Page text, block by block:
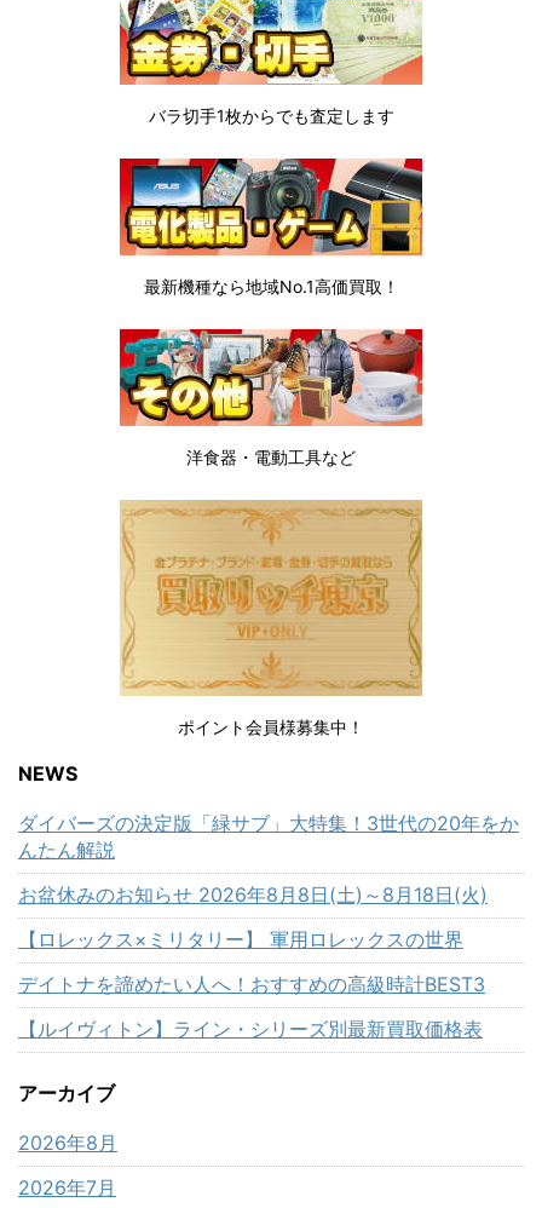
バラ切手1枚からでも査定します
最新機種なら地域No.1高価買取！
洋食器・電動工具など
ポイント会員様募集中！
NEWS
ダイバーズの決定版「緑サブ」大特集！3世代の20年をか
んたん解説
お盆休みのお知らせ 2026年8月8日(土)～8月18日(火)
【ロレックス×ミリタリー】 軍用ロレックスの世界
デイトナを諦めたい人へ！おすすめの高級時計BEST3
【ルイヴィトン】ライン・シリーズ別最新買取価格表
アーカイブ
2026年8月
2026年7月